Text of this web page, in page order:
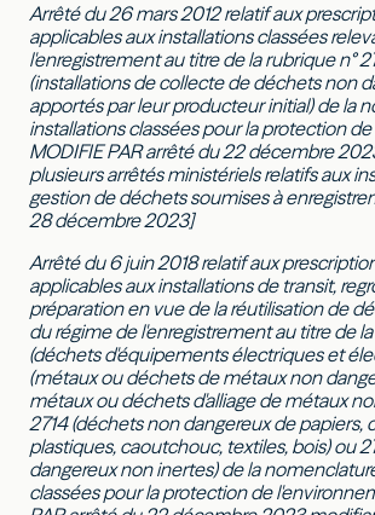
Arrêté du 26 mars 2012 relatif aux
applicables aux installations classées
l'enregistrement au titre de la rubrique n°
(installations de collecte de déchets non
apportés par leur producteur initial) de la
installations classées pour la protection
MODIFIE PAR arrêté du 22 décembre
plusieurs arrêtés ministériels relatifs aux
gestion de déchets soumises à
28 décembre 2023]
Arrêté du 6 juin 2018 relatif aux
applicables aux installations de transit,
préparation en vue de la réutilisation de
du régime de l'enregistrement au titre de la
(déchets d'équipements électriques et
(métaux ou déchets de métaux non
métaux ou déchets d'alliage de métaux
2714 (déchets non dangereux de papiers,
plastiques, caoutchouc, textiles, bois) ou
dangereux non inertes) de la
classées pour la protection de